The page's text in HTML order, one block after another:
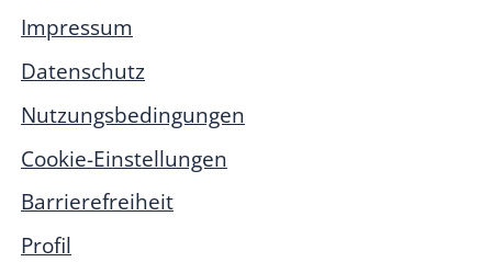
Impressum
Datenschutz
Nutzungsbedingungen
Cookie-Einstellungen
Barrierefreiheit
Profil